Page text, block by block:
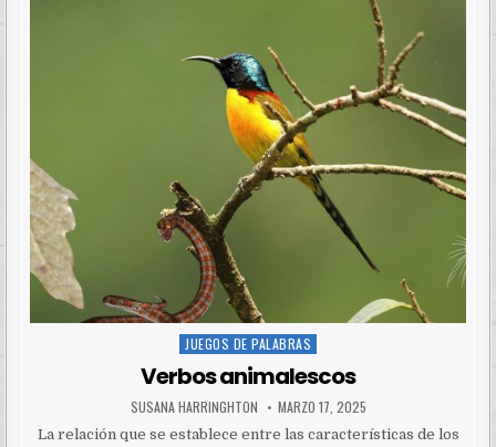
Posted
in
JUEGOS DE PALABRAS
Verbos animalescos
SUSANA HARRINGHTON MARZO 17, 2025
La relación que se establece entre las características de los